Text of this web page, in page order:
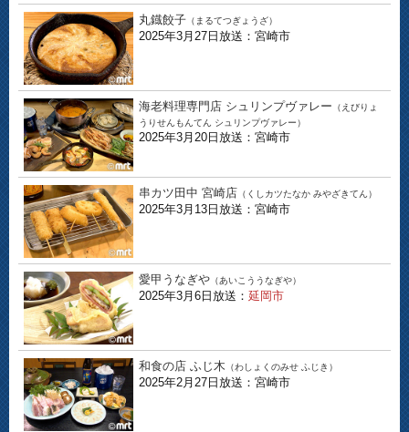
丸鐡餃子 （まるてつぎょうざ）
2025年3月27日放送：宮崎市
海老料理専門店 シュリンプヴァレー （えびりょ
うりせんもんてん シュリンプヴァレー）
2025年3月20日放送：宮崎市
串カツ田中 宮崎店 （くしカツたなか みやざきてん）
2025年3月13日放送：宮崎市
愛甲うなぎや （あいこううなぎや）
2025年3月6日放送： 延岡市
和食の店 ふじ木 （わしょくのみせ ふじき）
2025年2月27日放送：宮崎市